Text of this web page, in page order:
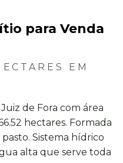
para Venda
EM
de Fora com área
hectares. Formada
Sistema hídrico
alta que serve toda